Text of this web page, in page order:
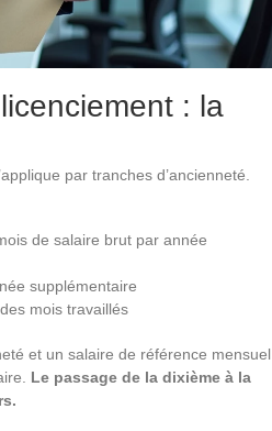
: la
par tranches d’ancienneté.
de salaire brut par année
supplémentaire
mois travaillés
et un salaire de référence mensuel
Le passage de la dixième à la